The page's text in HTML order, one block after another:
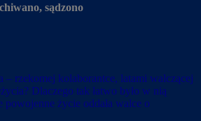
sądzono
rzekomej kolaborantce, latami walczącej
Dlaczego tak łatwo było w nią
życie oddała walce o